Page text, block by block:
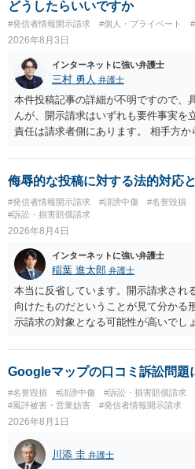
訴訟外の交渉で相手方が認めれば負担
訴訟で判決となった場合は、実際の弁
められない場合があり何ともいえない
どうしたらいいですか
#発信者情報開示請求 #個人・プライベート
2026年8月3日
インターネットに強い弁護士
三村 勇人 弁護士
本件投稿記事の詳細が不明ですので、
んが、開示請求はいずれも要件事実を
責任は請求者側にあります。 相手方
方が口頭で反論したのは、仮処分は迅
面での反論となれば、より遅延する可
はXのため、APのIPアドレスの保存期
求は法律知識が不可欠ですが、それだ
方法を選択することが重要です。
侮辱的な投稿に対する法的対応
#発信者情報開示請求 #誹謗中傷 #名誉毀損
#訴訟・損害賠償請求
2026年8月4日
インターネットに強い弁護士
稲葉 進太郎 弁護士
本当に反省しています。開示請求され
向けたものだということが見て分かる
示請求の対象となる可能性が高いでし
と存じます。発信者情報開示請求が進
者のところに、意見照会がなされます
は、アカウントの登録メールに意見照
場合賠償金はいくらでしょうか。 →ケ
から１００万単位まで様々でしょう。
Googleマップの口コミ訴訟問題
#名誉毀損 #誹謗中傷 #訴訟・損害賠償請求
#風評被害・営業妨害
#発信者情報開示請求
2026年8月1日
川添 圭 弁護士